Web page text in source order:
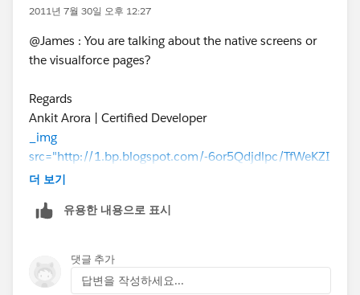
2011년 7월 30일 오후 12:27
@James : You are talking about the native screens or
the visualforce pages?
Regards
Ankit Arora | Certified Developer
_img
src="http://1.bp.blogspot.com/-6or5Qdjdlpc/TfWeKZI
Q9fI/AAAAAAAAADY/QJOxPzAaUt0/s170/Ankit-
_zrHcu18xjM/TfWeOWM2vAI/AAAAAAAAADg/IwJ3z
src="http://1.bp.blogspot.com/-ycM-
M1F5peQ/TfWfPIx9dTI/AAAAAAAAAEA/5vmr179iJQ
A/s170/linkedin_logo.png" /_ _img
더 보기
유용한 내용으로 표시
댓글 추가
답변을 작성하세요...